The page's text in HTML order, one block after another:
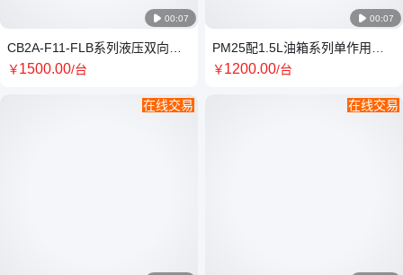
 00:07
CB2A-F11-FLB系列液压双向齿
轮泵SKBTFLUID牌
￥1500.00/台
在线交易
 00:07
PM25配1.5L油箱系列单作用液
压手动泵SKBTFLUID
￥1200.00/台
在线交易